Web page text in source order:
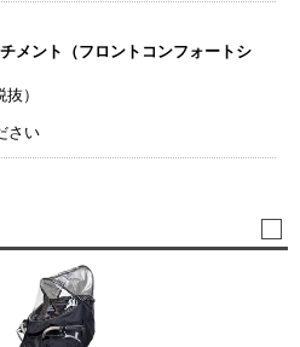
メント（フロントコンフォートシ
）
さい